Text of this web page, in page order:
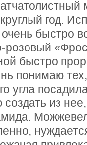
год.
быстро
розовый
быстро
понимаю
угла
из